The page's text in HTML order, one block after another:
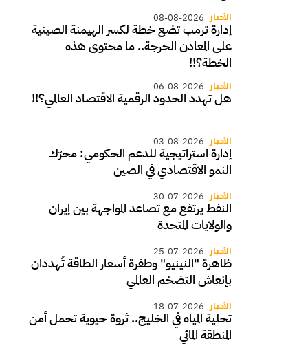
الأخبار 08-08-2026
إدارة ترمب تضع خطة لكسر الهيمنة الصينية
على المعادن الحرجة.. ما محتوى هذه
الخطة؟!!
الأخبار 06-08-2026
هل تهدد الحدود الرقمية الاقتصاد العالمي؟!!
الأخبار 03-08-2026
إدارة استراتيجية للدعم الحكومي: محرّك
النمو الاقتصادي في الصين
الأخبار 30-07-2026
النفط يرتفع مع تصاعد المواجهة بين إيران
والولايات المتحدة
الأخبار 25-07-2026
ظاهرة "النينيو" وطفرة أسعار الطاقة تُهددان
بإنعاش التضخم العالمي
الأخبار 18-07-2026
تحلية المياه في الخليج.. ثروة حيوية تحمل أمن
المنطقة المائي